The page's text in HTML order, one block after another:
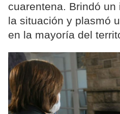
cuarentena. Brindó
la situación y plasmó
en la mayoría del